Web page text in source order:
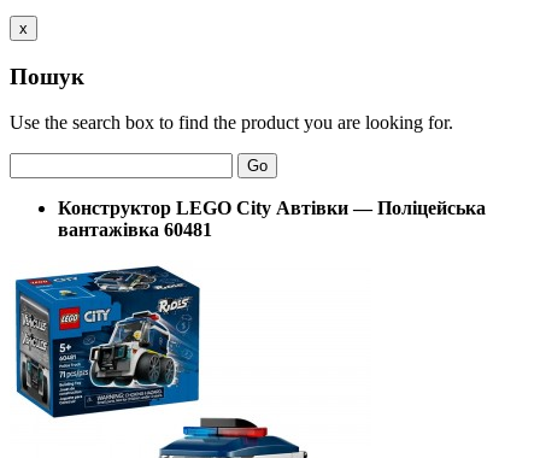
x
Пошук
Use the search box to find the product you are looking for.
Go
Конструктор LEGO City Автівки — Поліцейська
вантажівка 60481